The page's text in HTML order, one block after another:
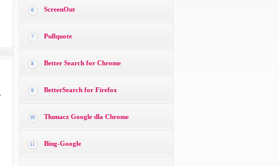
6 ScreenOut
7 Pullquote
8 Better Search for Chrome
9 BetterSearch for Firefox
10 Tłumacz Google dla Chrome
11 Bing-Google